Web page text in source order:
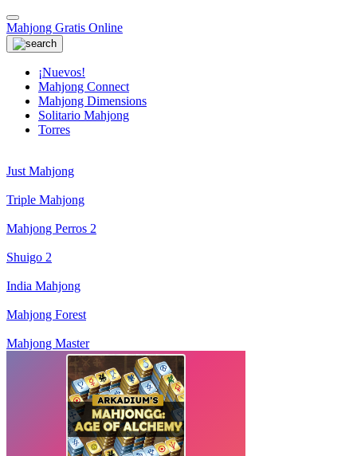
Mahjong Gratis Online
¡Nuevos!
Mahjong Connect
Mahjong Dimensions
Solitario Mahjong
Torres
Just Mahjong
Triple Mahjong
Mahjong Perros 2
Shuigo 2
India Mahjong
Mahjong Forest
Mahjong Master